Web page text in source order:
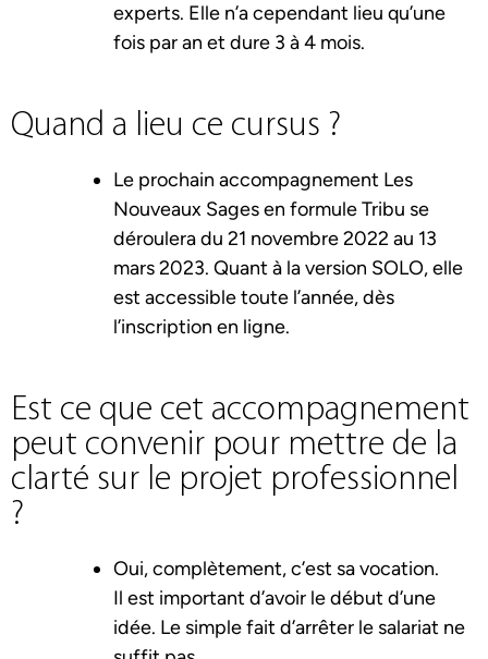
experts. Elle n’a cependant lieu qu’une
fois par an et dure 3 à 4 mois.
Quand a lieu ce cursus ?
Le prochain accompagnement Les
Nouveaux Sages en formule Tribu se
déroulera du 21 novembre 2022 au 13
mars 2023. Quant à la version SOLO, elle
est accessible toute l’année, dès
l’inscription en ligne.
Est ce que cet accompagnement
peut convenir pour mettre de la
clarté sur le projet professionnel
?
Oui, complètement, c’est sa vocation.
Il est important d’avoir le début d’une
idée. Le simple fait d’arrêter le salariat ne